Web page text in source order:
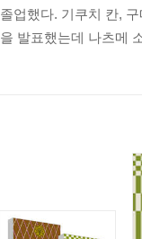
졸업했다. 기쿠치 칸,
을 발표했는데 나츠메